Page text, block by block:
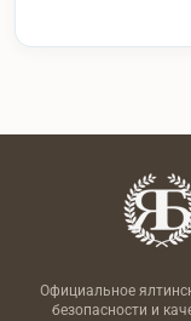
Официальное
безопасности и